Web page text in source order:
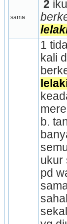
sama
2
1
kali
b.
ukur
pd